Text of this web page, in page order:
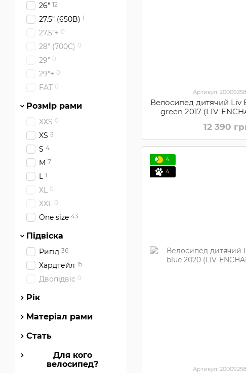
Артикул:
Велосипед дитячий Liv
green 2017 (LIV-
12 390
4
4
Артикул:
26" 12
27.5" (650B) 1
27.5"+ 0
28" (700С) 0
29" 0
29"+ 0
FAT 0
Розмір рами
XXS 0
XS 3
S 4
M 7
L 1
XL 0
XXL 0
One size 43
Підвіска
Ригід 36
Хардтейл 15
Двопідвіс 0
Рік
Матеріал рами
Стать
Для кого
велосипед?